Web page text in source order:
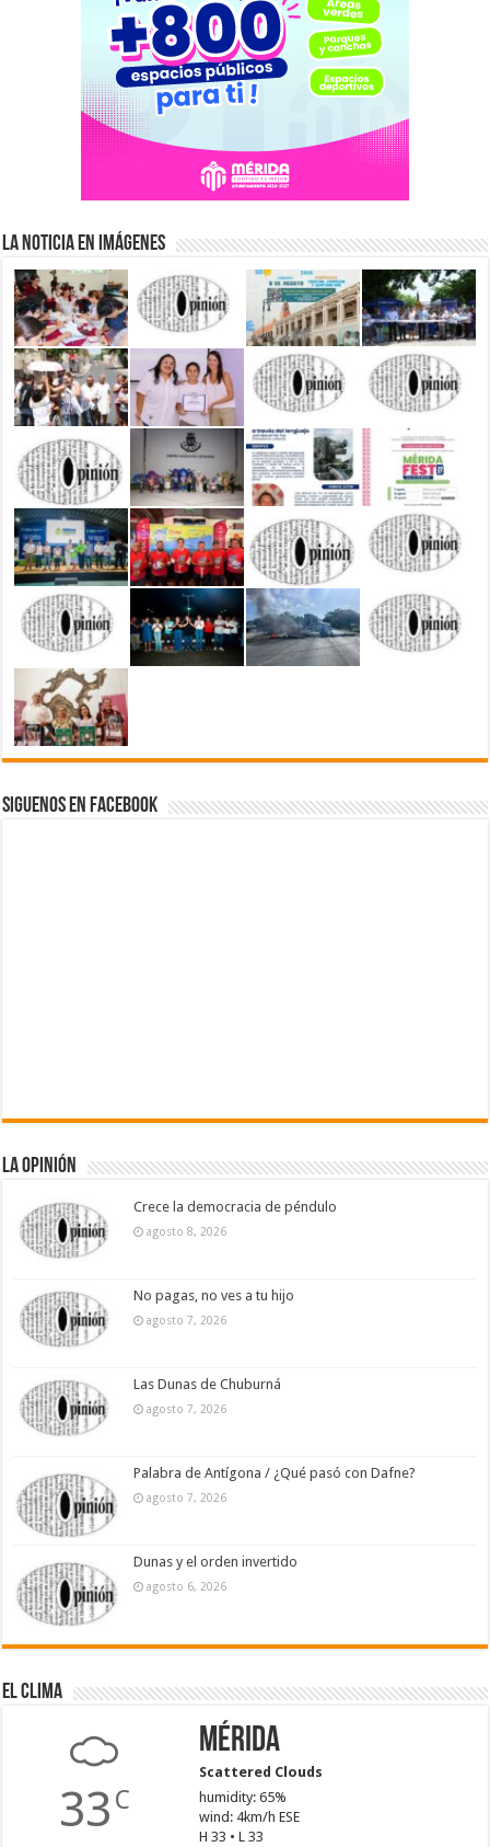
La Noticia en Imágenes
Siguenos en Facebook
La Opinión
Crece la democracia de péndulo
agosto 8, 2026
No pagas, no ves a tu hijo
agosto 7, 2026
Las Dunas de Chuburná
agosto 7, 2026
Palabra de Antígona / ¿Qué pasó con Dafne?
agosto 7, 2026
Dunas y el orden invertido
agosto 6, 2026
El Clima
33 C
Mérida
Scattered Clouds
humidity: 65%
wind: 4km/h ESE
H 33 • L 33